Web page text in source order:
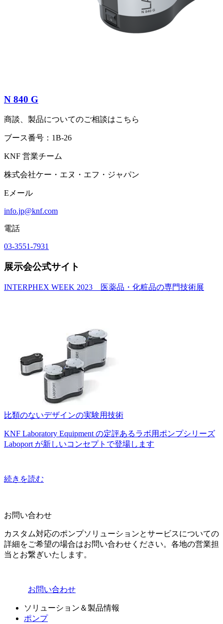
N 840 G
商談、製品についてのご相談はこちら
ブース番号：1B-26
KNF 営業チーム
株式会社ケー・エヌ・エフ・ジャパン
Eメール
info.jp@knf.com
電話
03-3551-7931
展示会公式サイト
INTERPHEX WEEK 2023 医薬品・化粧品の専門技術展
比類のないデザインの実験用技術
KNF Laboratory Equipment の定評あるラボ用ポンプシリーズ
Laboport が新しいコンセプトで登場します
続きを読む
お問い合わせ
カスタム対応のポンプソリューションとサービスについての
詳細をご希望の場合はお問い合わせください。各地の営業担
当とお繋ぎいたします。
お問い合わせ
ソリューション＆製品情報
ポンプ